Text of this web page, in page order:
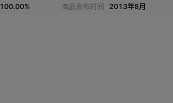
100.00% 商品发布时间 2013年8月